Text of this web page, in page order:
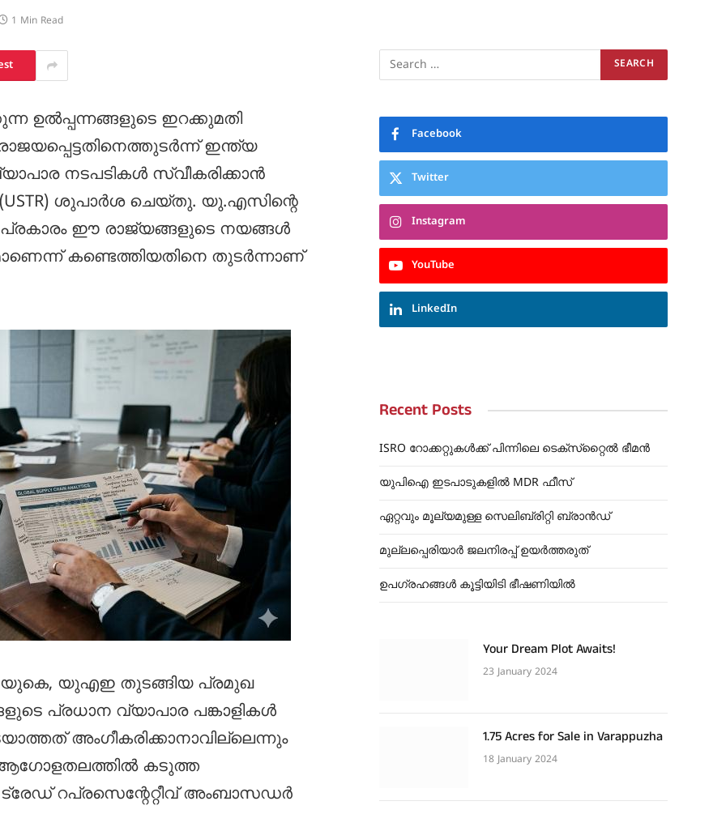
1 Min Read
ഉൽപ്പന്നങ്ങളുടെ ഇറക്കുമതി
ഇന്ത്യ
നടപടികൾ സ്വീകരിക്കാൻ
(USTR) ശുപാർശ ചെയ്തു. യു.എസിന്റെ
പ്രകാരം ഈ രാജ്യങ്ങളുടെ നയങ്ങൾ
കണ്ടെത്തിയതിനെ തുടർന്നാണ്
യുകെ, യുഎഇ തുടങ്ങിയ പ്രമുഖ
പ്രധാന വ്യാപാര പങ്കാളികൾ
അംഗീകരിക്കാനാവില്ലെന്നും
ആഗോളതലത്തിൽ കടുത്ത
റപ്രസെന്റേറ്റീവ് അംബാസഡർ
Facebook
Twitter
Instagram
YouTube
LinkedIn
Recent Posts
ISRO റോക്കറ്റുകൾക്ക് പിന്നിലെ ടെക്‌സ്‌റ്റൈൽ ഭീമൻ
യുപിഐ ഇടപാടുകളിൽ MDR ഫീസ്
ഏറ്റവും മൂല്യമുള്ള സെലിബ്രിറ്റി ബ്രാൻഡ്
മുല്ലപ്പെരിയാർ ജലനിരപ്പ് ഉയർത്തരുത്
ഉപഗ്രഹങ്ങൾ കൂട്ടിയിടി ഭീഷണിയിൽ
Your Dream Plot Awaits!
23 January 2024
1.75 Acres for Sale in Varappuzha
18 January 2024